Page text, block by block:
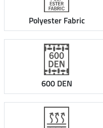
Polyester Fabric
600 DEN